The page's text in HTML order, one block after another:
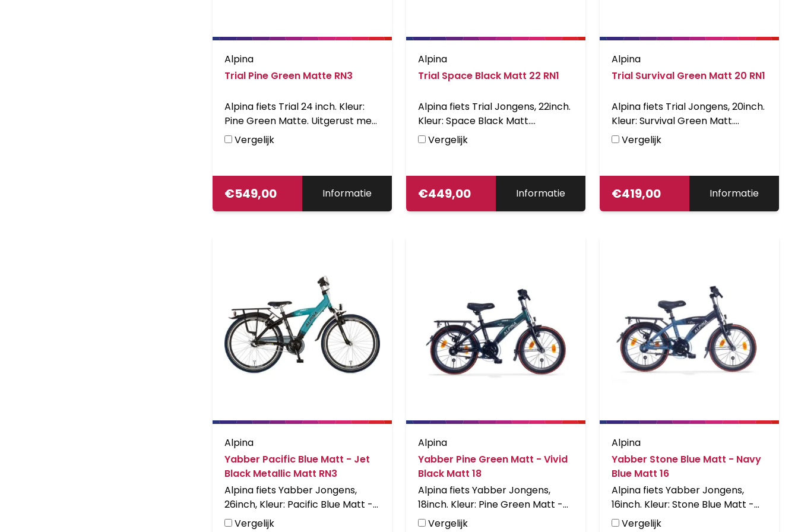
Alpina
Trial Pine Green Matte RN3
Alpina fiets Trial 24 inch. Kleur:
Pine Green Matte. Uitgerust met
V-brake voor en een achter en
met aluminium frame. Inclusief
Kleurnummer: YS7687 Matt.
Vergelijk
€549,00 Informatie
Alpina
Trial Space Black Matt 22 RN1
Alpina fiets Trial Jongens, 22inch.
Kleur: Space Black Matt.
Uitgerust met V-brakes voor en
achter en achter een remnaaf,
Kleurnummmer: PMS 432 C Met
Matt.
Vergelijk
€449,00 Informatie
Alpina
Trial Survival Green Matt 20 RN1
Alpina fiets Trial Jongens, 20inch.
Kleur: Survival Green Matt.
Uitgerust met V-brakes voor en
achter en achter een remnaaf,
Kleurnummmer: RAL 6003 Matt.
Vergelijk
€419,00 Informatie
Alpina
Yabber Pacific Blue Matt - Jet
Black Metallic Matt RN3
Alpina fiets Yabber Jongens,
26inch, Kleur: Pacific Blue Matt -
Jet Black Metallic Matt. Uitgerust
Vergelijk
Alpina
Yabber Pine Green Matt - Vivid
Black Matt 18
Alpina fiets Yabber Jongens,
18inch. Kleur: Pine Green Matt -
Vivid Black Matt. Uitgerust met
Vergelijk
Alpina
Yabber Stone Blue Matt - Navy
Blue Matt 16
Alpina fiets Yabber Jongens,
16inch. Kleur: Stone Blue Matt -
Navy Blue Matt. Uitgerust met
Vergelijk